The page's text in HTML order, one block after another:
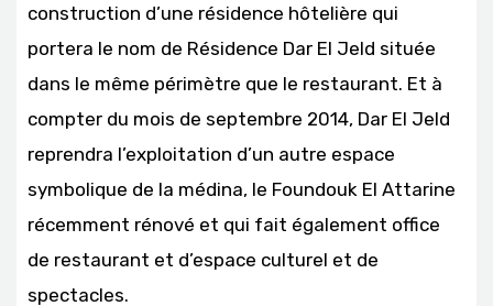
construction d’une résidence hôtelière qui
portera le nom de Résidence Dar El Jeld située
dans le même périmètre que le restaurant. Et à
compter du mois de septembre 2014, Dar El Jeld
reprendra l’exploitation d’un autre espace
symbolique de la médina, le Foundouk El Attarine
récemment rénové et qui fait également office
de restaurant et d’espace culturel et de
spectacles.